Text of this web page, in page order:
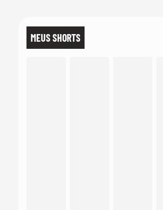
MEUS SHORTS